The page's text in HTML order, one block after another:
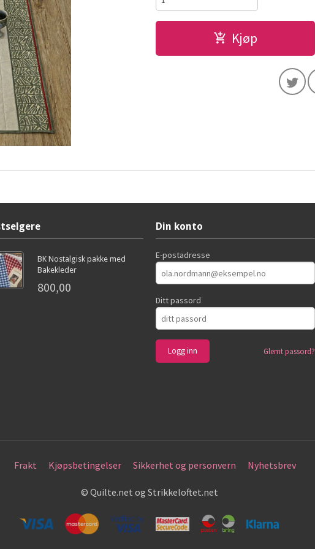
Kjøp
BK Nostalgisk pakke med
Bakekleder
800,00
Din konto
E-postadresse
Ditt passord
Glemt passord?
Frakt Kjøpsbetingelser Sikkerhet og personvern Nyhetsbrev
© Quilte.net og Strikkeloftet.net